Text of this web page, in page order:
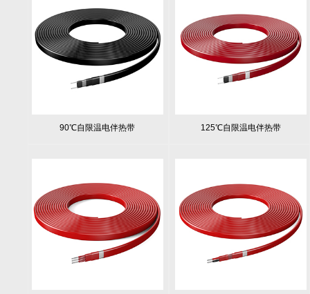
90℃自限温电伴热带 125℃自限温电伴热带